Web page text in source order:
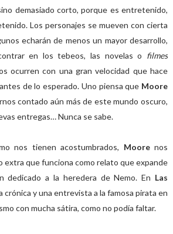
demasiado corto, porque es entretenido,
Los personajes se mueven con cierta
echarán de menos un mayor desarrollo,
en los tebeos, las novelas o filmes
ocurren con una gran velocidad que hace
de lo esperado. Uno piensa que Moore
contado aún más de este mundo oscuro,
entregas… Nunca se sabe.
nos tienen acostumbrados, Moorenos
extra que funciona como relato que expande
dedicado a la heredera de Nemo. En Las
crónica y una entrevista a la famosa pirata en
con mucha sátira, como no podía faltar.